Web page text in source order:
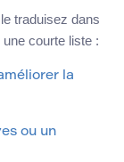
traduisez dans
courte liste :
la
ou un